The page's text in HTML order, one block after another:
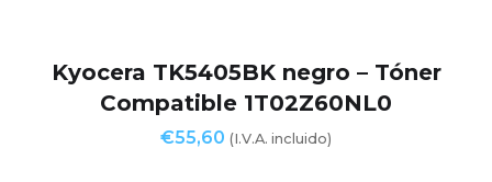
Kyocera TK5405BK negro – Tóner
Compatible 1T02Z60NL0
€55,60 (I.V.A. incluido)